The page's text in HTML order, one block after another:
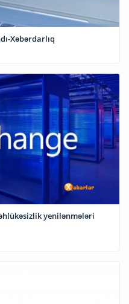
Xəbərdarlıq
yenilənmələri